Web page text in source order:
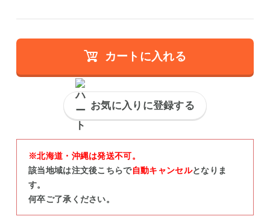
カートに入れる
お気に入りに登録する
※北海道・沖縄は発送不可。
該当地域は注文後こちらで自動キャンセルとなりま
す。
何卒ご了承ください。